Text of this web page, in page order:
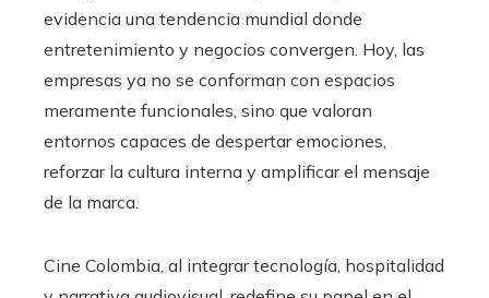
evidencia una tendencia mundial donde
entretenimiento y negocios convergen. Hoy, las
empresas ya no se conforman con espacios
meramente funcionales, sino que valoran
entornos capaces de despertar emociones,
reforzar la cultura interna y amplificar el mensaje
de la marca.
Cine Colombia, al integrar tecnología, hospitalidad